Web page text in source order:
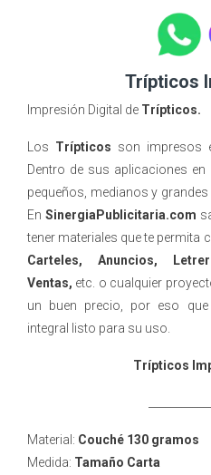
Trípticos
Impresión Digital de Trípticos.
Los Trípticos son impresos
Dentro de sus aplicaciones
pequeños, medianos y
EnSinergiaPublicitaria.com
tener materiales que te permita
Carteles, Anuncios,
Ventas, etc. o cualquier
un buen precio, por eso
integral listo para su uso.
Trípticos
Material: Couché 130 gramos
Medida: Tamaño Carta